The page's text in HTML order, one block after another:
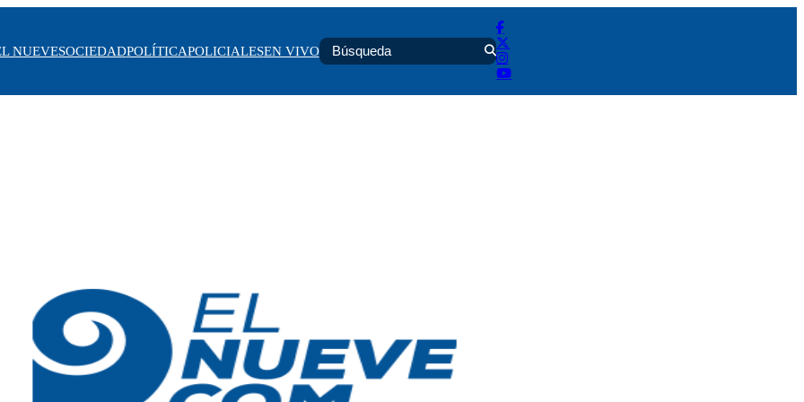
NUEVESOCIEDADPOLÍTICAPOLICIALESEN VIVO